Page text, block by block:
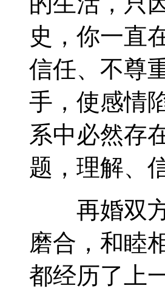
史，你一直
信任、不尊
手，使感情
系中必然存
题，理解、
再婚双方
磨合，和睦
都经历了上